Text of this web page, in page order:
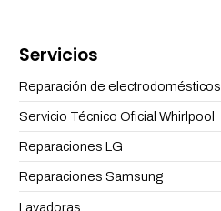
Servicios
Reparación de electrodomésticos
Servicio Técnico Oficial Whirlpool
Reparaciones LG
Reparaciones Samsung
Lavadoras